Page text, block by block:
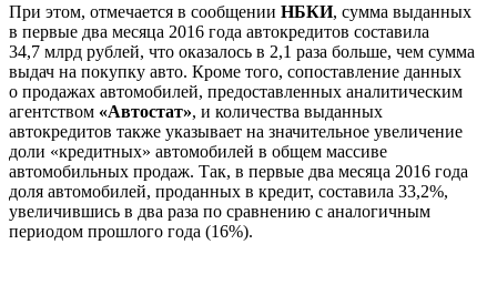
При этом, отмечается в сообщении НБКИ, сумма выданных
в первые два месяца 2016 года автокредитов составила
34,7 млрд рублей, что оказалось в 2,1 раза больше, чем сумма
выдач на покупку авто. Кроме того, сопоставление данных
о продажах автомобилей, предоставленных аналитическим
агентством «Автостат», и количества выданных
автокредитов также указывает на значительное увеличение
доли «кредитных» автомобилей в общем массиве
автомобильных продаж. Так, в первые два месяца 2016 года
доля автомобилей, проданных в кредит, составила 33,2%,
увеличившись в два раза по сравнению с аналогичным
периодом прошлого года (16%).